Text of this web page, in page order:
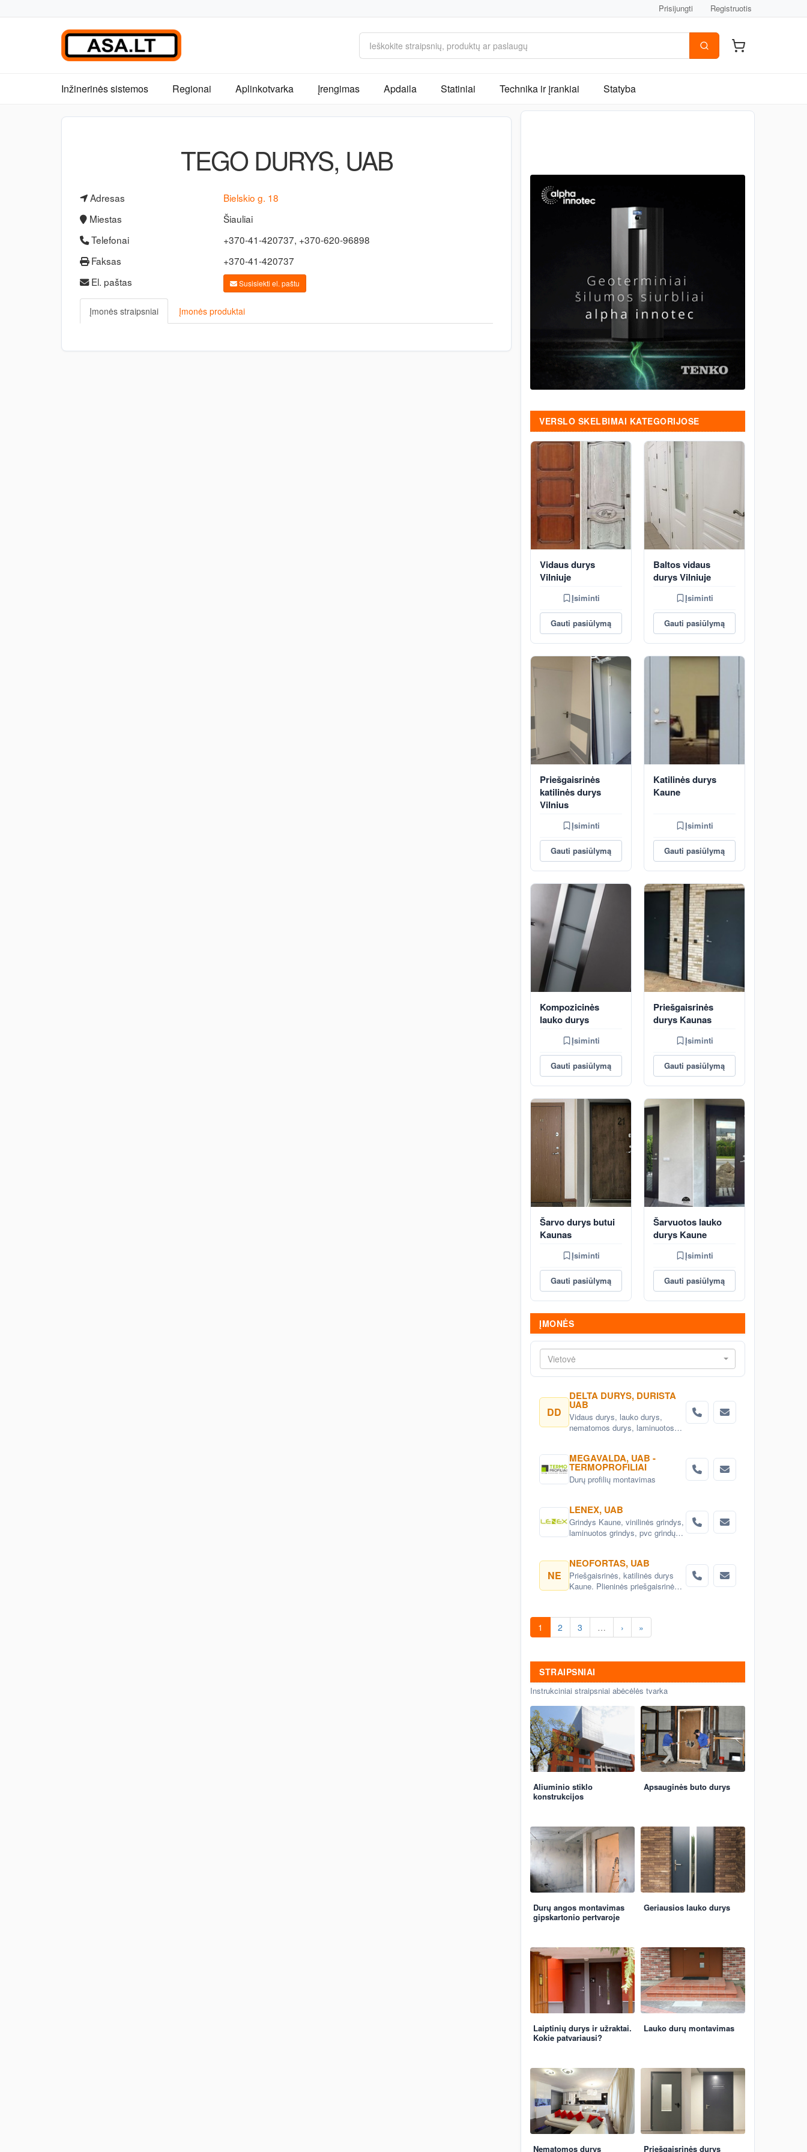
Prisijungti Registruotis
Inžinerinės sistemos Regionai Aplinkotvarka Įrengimas Apdaila Statiniai Technika ir įrankiai Statyba
TEGO DURYS, UAB
Adresas
Bielskio g. 18
Miestas
Šiauliai
Telefonai
+370-41-420737, +370-620-96898
Faksas
+370-41-420737
El. paštas
Susisiekti el. paštu
Įmonės straipsniai Įmonės produktai
VERSLO SKELBIMAI KATEGORIJOSE
Vidaus durys
Vilniuje
Įsiminti
Gauti pasiūlymą
Baltos vidaus
durys Vilniuje
Įsiminti
Gauti pasiūlymą
Priešgaisrinės
katilinės durys
Vilnius
Įsiminti
Gauti pasiūlymą
Katilinės durys
Kaune
Įsiminti
Gauti pasiūlymą
Kompozicinės
lauko durys
Įsiminti
Gauti pasiūlymą
Priešgaisrinės
durys Kaunas
Įsiminti
Gauti pasiūlymą
Šarvo durys butui
Kaunas
Įsiminti
Gauti pasiūlymą
Šarvuotos lauko
durys Kaune
Įsiminti
Gauti pasiūlymą
ĮMONĖS
Vietovė
DD
DELTA DURYS, DURISTA
UAB
Vidaus durys, lauko durys,
nematomos durys, laminuotos
Durys Vilniuje.
MEGAVALDA, UAB -
TERMOPROFILIAI
Durų profilių montavimas
LENEX, UAB
Grindys Kaune, vinilinės grindys,
laminuotos grindys, pvc grindų
faneruotos, laminuotos,
ekofaneruotės, medinės.
NE
NEOFORTAS, UAB
Priešgaisrinės, katilinės durys
Kaune. Plieninės priešgaisrinės
Kompozicines įėjimo lauko durys
Kaune.
1 2 3 … › »
STRAIPSNIAI
Instrukciniai straipsniai abėcėlės tvarka
Aliuminio stiklo
konstrukcijos
Apsauginės buto durys
Durų angos montavimas
gipskartonio pertvaroje
Geriausios lauko durys
Laiptinių durys ir užraktai.
Kokie patvariausi?
Lauko durų montavimas
Nematomos durys Priešgaisrinės durys